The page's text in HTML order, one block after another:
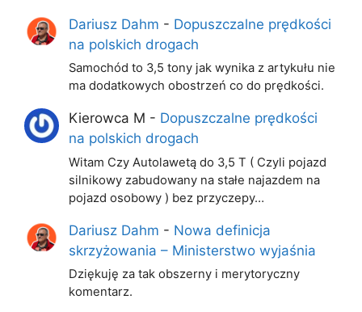
Dariusz Dahm - Dopuszczalne prędkości
na polskich drogach
Samochód to 3,5 tony jak wynika z artykułu nie
ma dodatkowych obostrzeń co do prędkości.
Kierowca M - Dopuszczalne prędkości
na polskich drogach
Witam Czy Autolawetą do 3,5 T ( Czyli pojazd
silnikowy zabudowany na stałe najazdem na
pojazd osobowy ) bez przyczepy…
Dariusz Dahm - Nowa definicja
skrzyżowania – Ministerstwo wyjaśnia
Dziękuję za tak obszerny i merytoryczny
komentarz.